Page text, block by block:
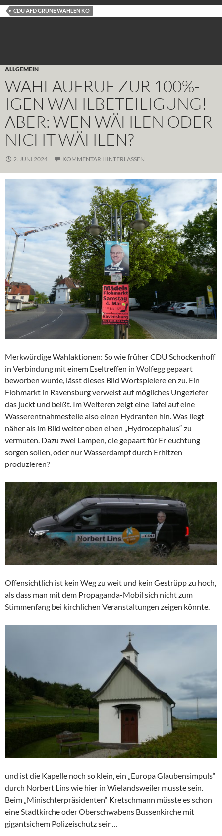
CDU AFD GRÜNE WAHLEN KO
ALLGEMEIN
WAHLAUFRUF ZUR 100%-
IGEN WAHLBETEILIGUNG!
ABER: WEN WÄHLEN ODER
NICHT WÄHLEN?
2. JUNI 2024 KOMMENTAR HINTERLASSEN
Merkwürdige Wahlaktionen: So wie früher CDU Schockenhoff
in Verbindung mit einem Eseltreffen in Wolfegg gepaart
beworben wurde, lässt dieses Bild Wortspielereien zu. Ein
Flohmarkt in Ravensburg verweist auf mögliches Ungeziefer
das juckt und beißt. Im Weiteren zeigt eine Tafel auf eine
Wasserentnahmestelle also einen Hydranten hin. Was liegt
näher als im Bild weiter oben einen „Hydrocephalus“ zu
vermuten. Dazu zwei Lampen, die gepaart für Erleuchtung
sorgen sollen, oder nur Wasserdampf durch Erhitzen
produzieren?
Offensichtlich ist kein Weg zu weit und kein Gestrüpp zu hoch,
als dass man mit dem Propaganda-Mobil sich nicht zum
Stimmenfang bei kirchlichen Veranstaltungen zeigen könnte.
und ist die Kapelle noch so klein, ein „Europa Glaubensimpuls“
durch Norbert Lins wie hier in Wielandsweiler musste sein.
Beim „Minischterpräsidenten“ Kretschmann müsste es schon
eine Stadtkirche oder Oberschwabens Bussenkirche mit
gigantsichem Polizeischutz sein…